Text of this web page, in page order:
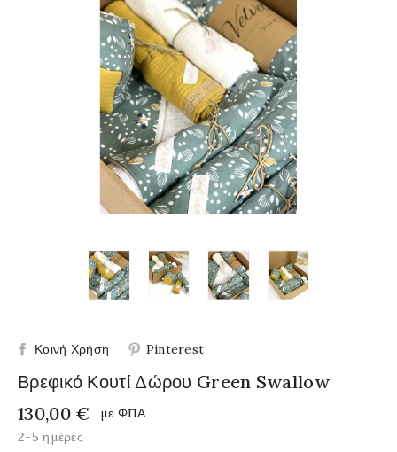
Κοινή Χρήση Pinterest
Βρεφικό Κουτί Δώρου Green Swallow
130,00 €
με ΦΠΑ
2-5 ημέρες